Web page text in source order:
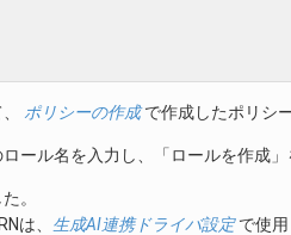
ポリシーの作成で作成したポリシ
ロール名を入力し、「ロールを作成
。
は、 生成AI連携ドライバ設定で使用